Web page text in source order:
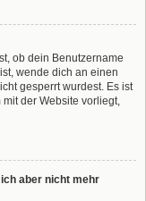
ob dein Benutzername
wende dich an einen
gesperrt wurdest. Es ist
der Website vorliegt,
aber nicht mehr